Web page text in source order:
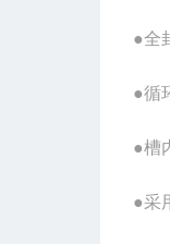
●全
●循
●槽
●采